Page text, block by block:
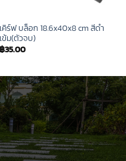
เคิร์ฟ บล็อก 18.6x40x8 cm สีดำ
เข้ม(ตัวจบ)
฿35.00